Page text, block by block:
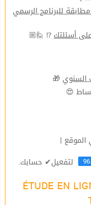
للبرنامج الرسمي
أسئلتك⁉ 🙋🏼
السنوي 🎁
لتفعيل✔ حسابك.
ÉTUDE EN